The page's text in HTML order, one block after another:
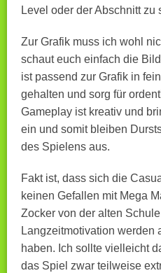
Level oder der Abschnitt zu
Zur Grafik muss ich wohl
schaut euch einfach die
ist passend zur Grafik in
gehalten und sorg für
Gameplay ist kreativ und
ein und somit bleiben
des Spielens aus.
Fakt ist, dass sich die
keinen Gefallen mit Mega
Zocker von der alten
Langzeitmotivation werden
haben. Ich sollte vielleicht
das Spiel zwar teilweise